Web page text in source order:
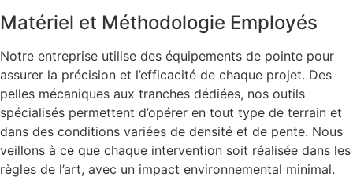
Matériel et Méthodologie Employés
Notre entreprise utilise des équipements de pointe pour
assurer la précision et l’efficacité de chaque projet. Des
pelles mécaniques aux tranches dédiées, nos outils
spécialisés permettent d’opérer en tout type de terrain et
dans des conditions variées de densité et de pente. Nous
veillons à ce que chaque intervention soit réalisée dans les
règles de l’art, avec un impact environnemental minimal.